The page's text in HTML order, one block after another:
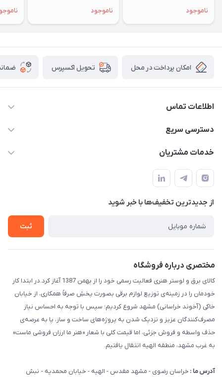
ناموجود ناموجود
امکان پرداخت در محل تحویل اکسپرس
اطلاعات تماس
۰۵۱-۳۵۱۴۸۰۰۰
دسترسی سریع
حساب کاربری
لیست محصولات
درباره ما
خدمات مشتریان
سامانه پیگیری مرسولات اداره پست
سوالات متداول
قوانین و مقررات
حریم خصوصی
از جدید‌ترین تخفیف‌ها با‌ خبر شوید
ثبت
مختصری درباره فروشگاه
کالای برق و لوستر هنری فعالیت رسمی خود را از بهمن 1387 آغاز کرد.در ابتدا کار
خودمان را در زمینه‌ی توزیع لوازم برقی بصورت پخشِ صرفاً همکاری، از خیابان
خاکی (آخوند خراسانی) مشهد شروع کردیم؛ سپس با توجه به احساس نیاز
مصرف‌کنندگان عزیز و نزدیک شدن به پروژه‌های ساخت و ساز، پا به عرصه‌ی
حذف واسطه و فروش جزئی، اما قیمت کلی با شعار «هنر ما ارزان فروشی ماست»
به غرب مشهد، منطقه الهیه انتقال یافتیم.
آدرس ما : خراسان رضوی - مشهد مقدس - الهیه - خیابان محمدیه - نبش